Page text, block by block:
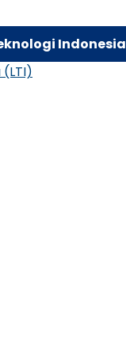
Indonesia